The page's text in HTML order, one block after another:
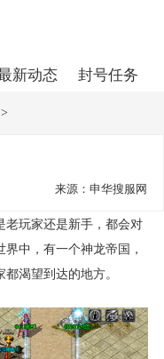
新动态 封号任务
>
来源：申华搜服网
老玩家还是新手，都会对
中，有一个神龙帝国，
渴望到达的地方。